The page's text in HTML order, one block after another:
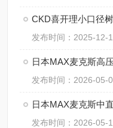
发布时间：2025-12-
发布时间：2026-05-
日本MAX麦克斯中
发布时间：2026-05-